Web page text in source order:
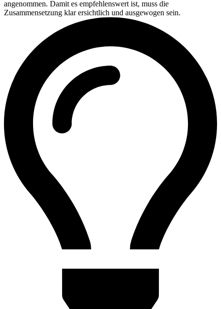
angenommen. Damit es empfehlenswert ist, muss die
Zusammensetzung klar ersichtlich und ausgewogen sein.